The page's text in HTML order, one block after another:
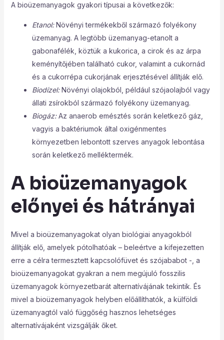
A bioüzemanyagok gyakori típusai a következők:
Etanol:Növényi termékekből származó folyékony
üzemanyag. A legtöbb üzemanyag-etanolt a
gabonafélék, köztük a kukorica, a cirok és az árpa
keményítőjében található cukor, valamint a cukornád
és a cukorrépa cukorjának erjesztésével állítják elő.
Biodízel:Növényi olajokból, például szójaolajból vagy
állati zsírokból származó folyékony üzemanyag.
Biogáz:Az anaerob emésztés során keletkező gáz,
vagyis a baktériumok által oxigénmentes
környezetben lebontott szerves anyagok lebontása
során keletkező melléktermék.
A bioüzemanyagok
előnyei és hátrányai
Mivel a bioüzemanyagokat olyan biológiai anyagokból
állítják elő, amelyek pótolhatóak – beleértve a kifejezetten
erre a célra termesztett kapcsolófüvet és szójababot -, a
bioüzemanyagokat gyakran a nem megújuló fosszilis
üzemanyagok környezetbarát alternatívájának tekintik. És
mivel a bioüzemanyagok helyben előállíthatók, a külföldi
üzemanyagtól való függőség hasznos lehetséges
alternatívájaként vizsgálják őket.